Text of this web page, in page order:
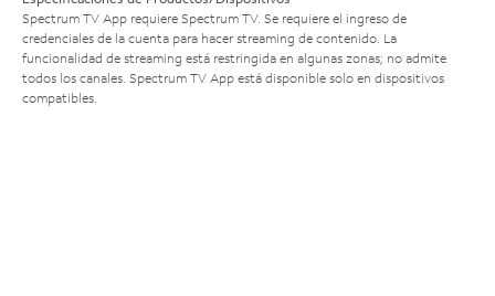
Spectrum TV App requiere Spectrum TV. Se requiere el ingreso de
credenciales de la cuenta para hacer streaming de contenido. La
funcionalidad de streaming está restringida en algunas zonas; no admite
todos los canales. Spectrum TV App está disponible solo en dispositivos
compatibles.